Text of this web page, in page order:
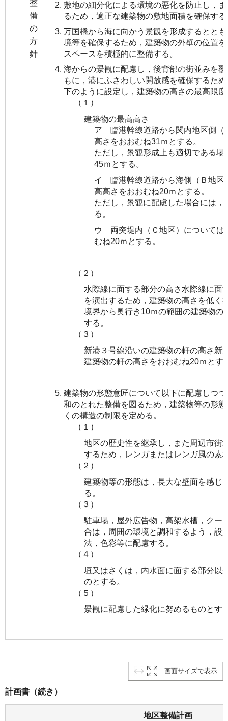
整
備
の
方
針
敷地の細分化による環境の悪化を防止し，
るため，適正な建築物の敷地面積を確保する
万国橋から海に向かう景観を形成するとと
境等を確保するため，建築物の外壁の位置
スペースを積極的に整備する。
海からの景観に配慮し，後背部の街並みを
もに，港にふさわしい開放感を確保するた
下のように設定し，建築物の高さの最高限
（１）
建築物の最高高さ
ア 臨港幹線道路から関内地区側（
高さをおおむね31ｍとする。
ただし，景観形成上も適切である
45ｍとする。
イ 臨港幹線道路から海側（Ｂ地区
高高さをおおむね20ｍとする。
ただし，景観に配慮した場合には
る。
ウ 両突堤内（Ｃ地区）については
むね20ｍとする。
（２）
水際線に面する部分の高さ水際線に面
を演出するため，建築物の高さを低く
境界から奥行き10ｍの範囲の建築物の
する。
（３）
新港３号線沿いの建築物の軒の高さ新
建築物の軒の高さをおおむね20ｍとす
建築物の形態意匠について以下に配慮しつ
和のとれた整備を図るため，建築物等の形
くの構造の制限を定める。
（１）
地区の歴史性を継承し，また周辺市街
するため，レンガまたはレンガ風の素
（２）
建築物等の形態は，長大な壁面を感じ
る。
（３）
駐車場，屋外広告物，高架水槽，クー
合は，周囲の環境と調和するよう，設
法，色彩等に配慮する。
（４）
垣又はさくは，内水面に面する部分以
のとする。
（５）
景観に配慮した緑化に努めるものとす
画面サイズで表示
計画書（続き）
地区整備計画